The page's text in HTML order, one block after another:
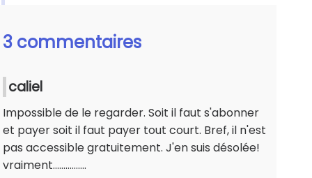
3 commentaires
caliel
Impossible de le regarder. Soit il faut s'abonner
et payer soit il faut payer tout court. Bref, il n'est
pas accessible gratuitement. J'en suis désolée!
vraiment................